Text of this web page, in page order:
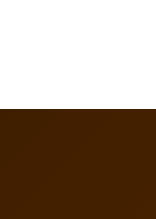
para distribuidor